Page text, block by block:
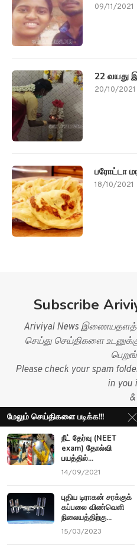
09/11/2021
22 வயது
20/10/2021
பரோட்டா
18/10/2021
Subscribe
Ariviyal News
செய்து செய்திகளை
Please check your spam
in you
&
mark mail
மேலும் செய்திகளை படிக்க!!!
நீட் தேர்வு (NEET
exam) தோல்வி
பயத்தில்...
14/09/2021
புதிய டிராகன் சரக்குக்
கப்பலை விண்வெளி
நிலையத்திற்கு...
15/03/2023